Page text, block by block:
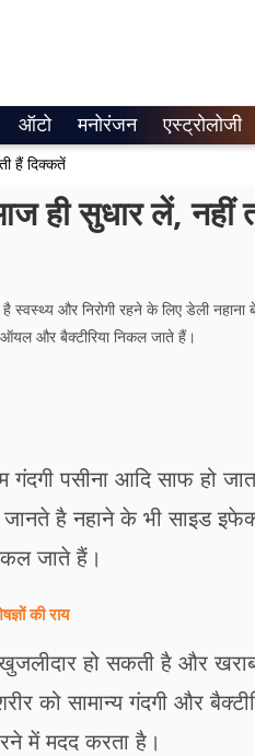
ऑटो मनोरंजन एस्ट्रोलोजी
हैं दिक्कतें
ही सुधार लें, नहीं
स्वस्थ्य और निरोगी रहने के लिए डेली नहाना
और बैक्टीरिया निकल जाते हैं।
गंदगी पसीना आदि साफ हो
है नहाने के भी साइड
जाते हैं।
की राय
हो सकती है और खराब
को सामान्य गंदगी और
में मदद करता है।